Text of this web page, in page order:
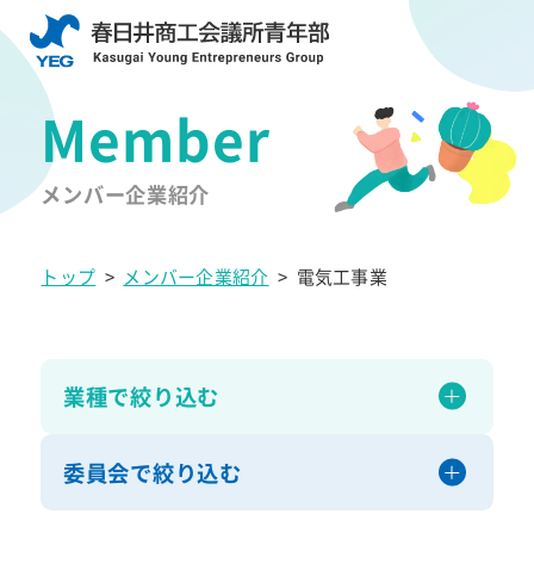
メンバー企業紹介
トップ > メンバー企業紹介 > 電気工事業
業種で絞り込む
委員会で絞り込む